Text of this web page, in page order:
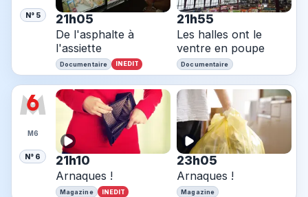
N° 5 21h05
De l'asphalte à
l'assiette
Documentaire INEDIT
21h55
Les halles ont le
ventre en poupe
Documentaire
M6
N° 6 21h10
Arnaques !
Magazine INEDIT
23h05
Arnaques !
Magazine